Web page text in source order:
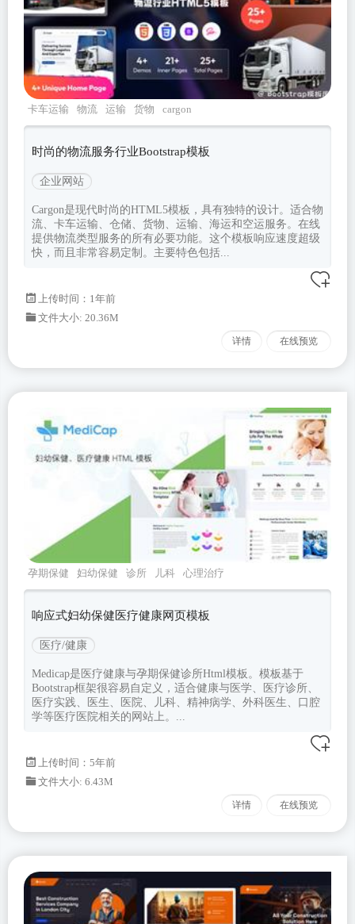
卡车运输 物流 运输 货物 cargon
时尚的物流服务行业Bootstrap模板
企业网站
Cargon是现代时尚的HTML5模板，具有独特的设计。适合物
流、卡车运输、仓储、货物、运输、海运和空运服务。在线
提供物流类型服务的所有必要功能。这个模板响应速度超级
快，而且非常容易定制。主要特色包括...
上传时间：1年前
文件大小: 20.36M
详情 在线预览
孕期保健 妇幼保健 诊所 儿科 心理治疗
响应式妇幼保健医疗健康网页模板
医疗/健康
Medicap是医疗健康与孕期保健诊所Html模板。模板基于
Bootstrap框架很容易自定义，适合健康与医学、医疗诊所、
医疗实践、医生、医院、儿科、精神病学、外科医生、口腔
学等医疗医院相关的网站上。...
上传时间：5年前
文件大小: 6.43M
详情 在线预览